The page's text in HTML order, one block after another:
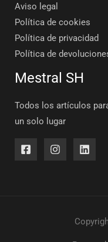
Aviso legal
Política de cookies
Política de privacidad
Política de
Mestral SH
Todos los artículos
un solo lugar